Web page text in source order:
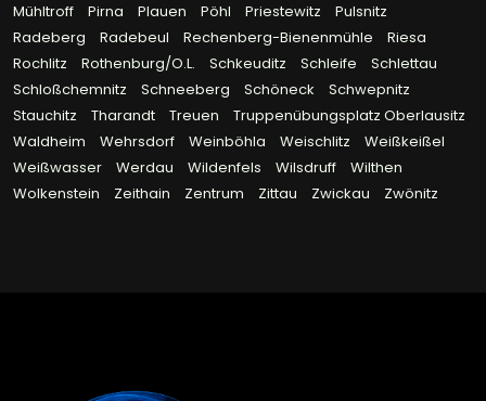
Mühltroff
Pirna Plauen Pöhl Priestewitz
Pulsnitz
Radeberg
Radebeul Rechenberg-Bienenmühle
Riesa
Rochlitz
Rothenburg/O.L. Schkeuditz Schleife
Schlettau
Schloßchemnitz
Schneeberg Schöneck
Schwepnitz
Stauchitz
Tharandt Treuen
Truppenübungsplatz Oberlausitz
Waldheim
Wehrsdorf Weinböhla Weischlitz
Weißkeißel
Weißwasser
Werdau Wildenfels Wilsdruff
Wilthen
Wolkenstein
Zeithain Zentrum Zittau Zwickau Zwönitz